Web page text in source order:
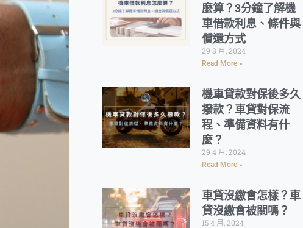
麼算？3分鐘了解機
車借款利息、條件與
償還方式
29 8 月, 2024
Read More »
機車貸款對保後多久
撥款？車貸對保流
程、準備資料有什
麼？
29 4 月, 2024
Read More »
車貸沒繳會怎樣？車
貸沒繳會被關嗎？
15 4 月, 2024